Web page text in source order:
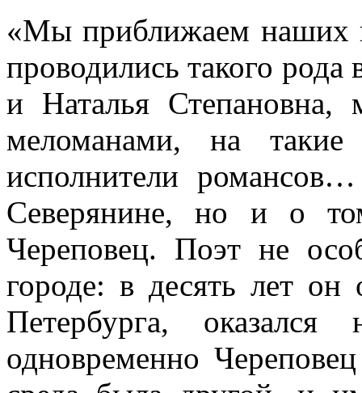
«Мы приближаем наших
проводились такого
и Наталья Степановна,
меломанами, на такие
исполнители
Северянине, но и о
Череповец. Поэт не
городе: в десять лет
Петербурга,
одновременно